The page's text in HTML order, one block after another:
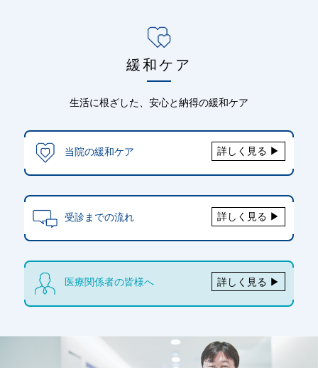
緩和ケア
生活に根ざした、安心と納得の緩和ケア
当院の緩和ケア 詳しく見る ▶
受診までの流れ 詳しく見る ▶
医療関係者の皆様へ 詳しく見る ▶